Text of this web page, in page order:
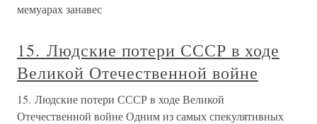
мемуарах занавес
15. Людские потери СССР в ходе
Великой Отечественной войне
15. Людские потери СССР в ходе Великой
Отечественной войне Одним из самых спекулятивных